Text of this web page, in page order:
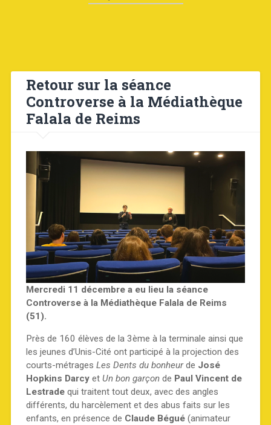
Retour sur la séance
Controverse à la Médiathèque
Falala de Reims
Mercredi 11 décembre a eu lieu la séance
Controverse à la Médiathèque Falala de Reims
(51).
Près de 160 élèves de la 3ème à la terminale ainsi que
les jeunes d’Unis-Cité ont participé à la projection des
courts-métrages Les Dents du bonheurde José
Hopkins Darcy et Un bon garçon de Paul Vincent de
Lestradequi traitent tout deux, avec des angles
différents, du harcèlement et des abus faits sur les
enfants, en présence de Claude Bégué(animateur